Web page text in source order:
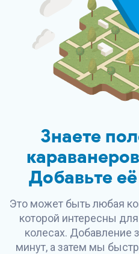
Знаете
Добавьте
Это может быть любая
которой интересны
колесах. Добавление
минут, а затем мы